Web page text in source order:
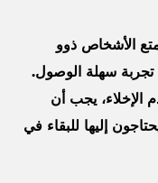
الأشخاص ذوو
تجربة سهلة الوصول.
الإخلاء، يجب أن
إليها للبقاء في